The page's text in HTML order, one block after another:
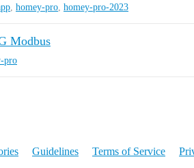
homey-pro homey-pro-2023
Modbus
pro
Guidelines Terms of Service